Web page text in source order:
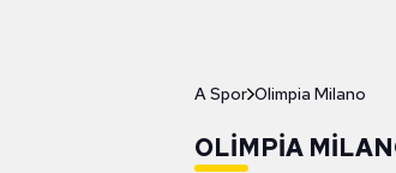
A Spor Olimpia Milano
OLIMPIA